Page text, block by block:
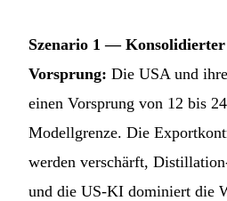
Szenario 1 —
Vorsprung: Die USA und
einen Vorsprung von 12 bis
Modellgrenze. Die
werden verschärft,
und die US-KI dominiert die